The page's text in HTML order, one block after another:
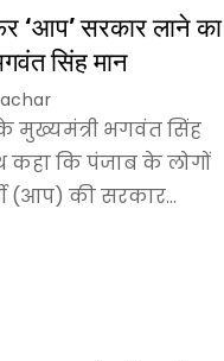
‘आप’ सरकार लाने का
सिंह मान
मुख्यमंत्री भगवंत सिंह
कहा कि पंजाब के लोगों
(आप) की सरकार…